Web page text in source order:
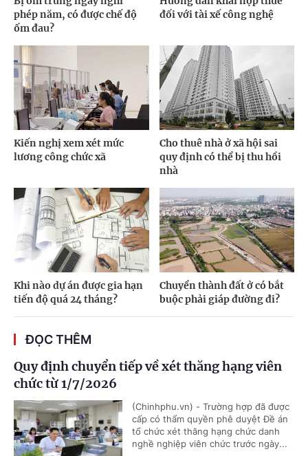
phép năm, có được chế độ
ốm đau?
đối với tài xế công nghệ
Kiến nghị xem xét mức
lương công chức xã
Cho thuê nhà ở xã hội sai
quy định có thể bị thu hồi
nhà
Khi nào dự án được gia hạn
tiến độ quá 24 tháng?
Chuyển thành đất ở có bắt
buộc phải giáp đường đi?
ĐỌC THÊM
Quy định chuyển tiếp về xét thăng hạng viên
chức từ 1/7/2026
(Chinhphu.vn) - Trường hợp đã được
cấp có thẩm quyền phê duyệt Đề án
tổ chức xét thăng hạng chức danh
nghề nghiệp viên chức trước ngày...